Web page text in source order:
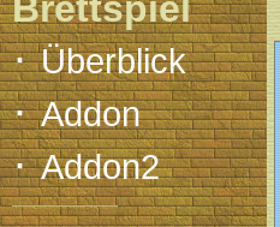
·Überblick
·Addon
·Addon2